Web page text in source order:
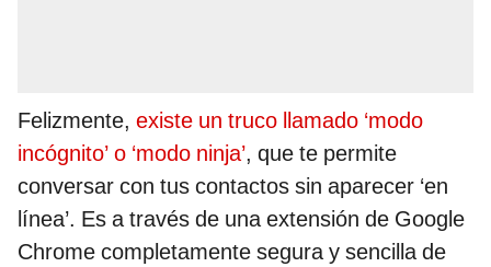
Felizmente, existe un truco llamado ‘modo
incógnito’ o ‘modo ninja’, que te permite
conversar con tus contactos sin aparecer ‘en
línea’. Es a través de una extensión de Google
Chrome completamente segura y sencilla de